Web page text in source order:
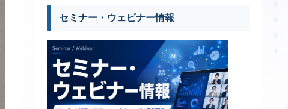
セミナー・ウェビナー情報